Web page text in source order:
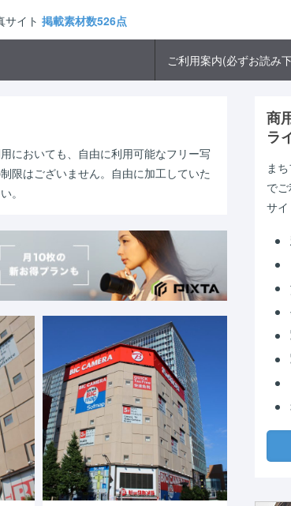
サイト 掲載素材数526点
ご利用案内(必ずお読み
においても、自由に利用可能なフリー写
限はございません。自由に加工していた
。
商
ラ
ま
で
サイ